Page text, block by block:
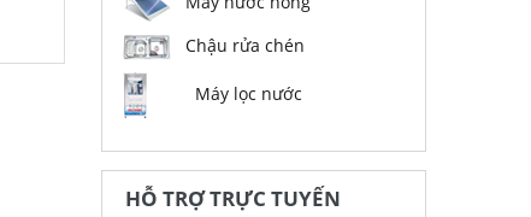
Chậu rửa chén
Máy lọc nước
HỖ TRỢ TRỰC TUYẾN